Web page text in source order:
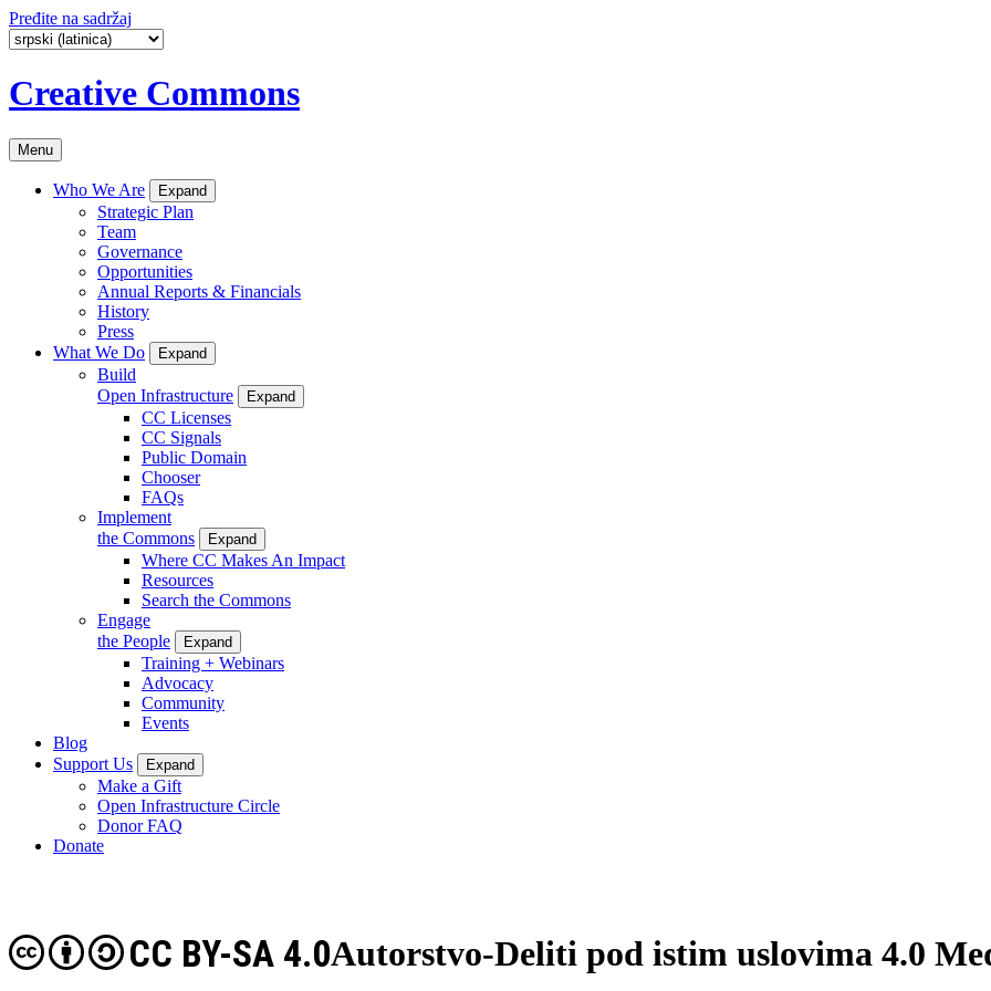
Pređite na sadržaj
Creative Commons
Menu
Who We Are Expand
Strategic Plan
Team
Governance
Opportunities
Annual Reports & Financials
History
Press
What We Do
Expand
Build
Open Infrastructure
Expand
CC Licenses
CC Signals
Public Domain
Chooser
FAQs
Implement
the Commons
Expand
Where CC Makes An Impact
Resources
Search the Commons
Engage
the People
Expand
Training + Webinars
Advocacy
Community
Events
Blog
Support Us
Expand
Make a Gift
Open Infrastructure Circle
Donor FAQ
Donate
Autorstvo-Deliti pod istim uslovima 4.0
CC BY-SA 4.0